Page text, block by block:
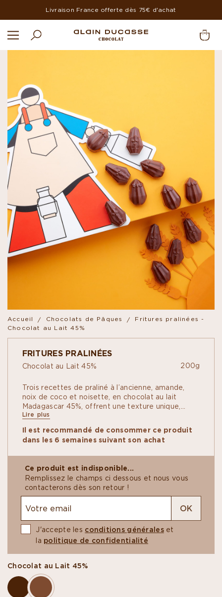
Livraison France offerte dès 75€ d'achat
Accueil Chocolats de Pâques
Fritures pralinées -
Chocolat au Lait 45%
FRITURES PRALINÉES
Chocolat au Lait 45% 200g
Trois recettes de praliné à l’ancienne, amande,
noix de coco et noisette, en chocolat au lait
Madagascar 45%, offrent une texture unique,
aérienne et fondante, qui sublime les saveurs des
fruits torréfiés grâce à une juste mesure de sucre.
Si vous passez par la Ferme à Cabosses, ne
manquez pas sa joyeuse basse-cour de fritures
distinguent par leurs lignes épurées, reflet du
talent de nos designers et de leur travail
minutieux sur les moules.
Lire plus
Il est recommandé de consommer ce produit
dans les 6 semaines suivant son achat
Ce produit est indisponible...
Remplissez le champs ci dessous et nous vous
contacterons dès son retour !
J'accepte les conditions généraleset
la politique de confidentialité
OK
Chocolat au Lait 45%